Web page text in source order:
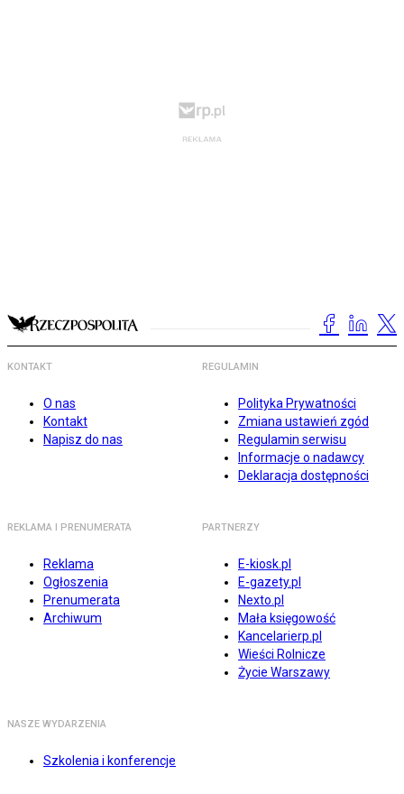
KONTAKT
O nas
Kontakt
Napisz do nas
REGULAMIN
Polityka Prywatności
Zmiana ustawień zgód
Regulamin serwisu
Informacje o nadawcy
Deklaracja dostępności
REKLAMA I PRENUMERATA
Reklama
Ogłoszenia
Prenumerata
Archiwum
PARTNERZY
E-kiosk.pl
E-gazety.pl
Nexto.pl
Mała księgowość
Kancelarierp.pl
Wieści Rolnicze
Życie Warszawy
NASZE WYDARZENIA
Szkolenia i konferencje